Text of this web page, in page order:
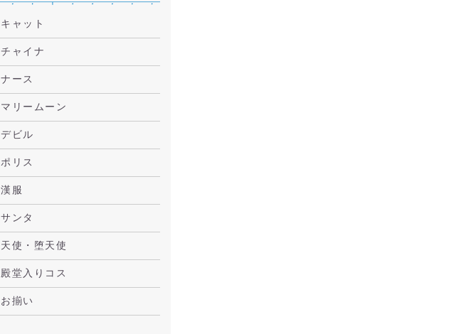
キャット
チャイナ
ナース
マリームーン
デビル
ポリス
漢服
サンタ
天使・堕天使
殿堂入りコス
お揃い